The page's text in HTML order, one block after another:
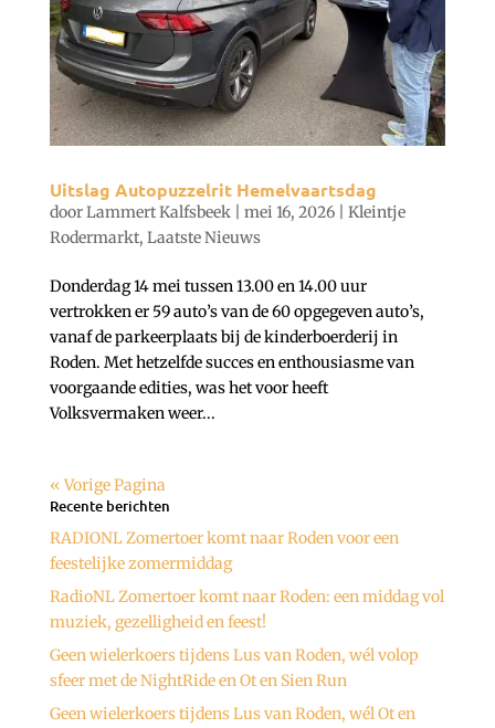
Uitslag Autopuzzelrit Hemelvaartsdag
doorLammert Kalfsbeek| mei 16, 2026| Kleintje
Rodermarkt, Laatste Nieuws
Donderdag 14 mei tussen 13.00 en 14.00 uur
vertrokken er 59 auto’s van de 60 opgegeven auto’s,
vanaf de parkeerplaats bij de kinderboerderij in
Roden. Met hetzelfde succes en enthousiasme van
voorgaande edities, was het voor heeft
Volksvermaken weer...
« Vorige Pagina
Recente berichten
RADIONL Zomertoer komt naar Roden voor een
feestelijke zomermiddag
RadioNL Zomertoer komt naar Roden: een middag vol
muziek, gezelligheid en feest!
Geen wielerkoers tijdens Lus van Roden, wél volop
sfeer met de NightRide en Ot en Sien Run
Geen wielerkoers tijdens Lus van Roden, wél Ot en